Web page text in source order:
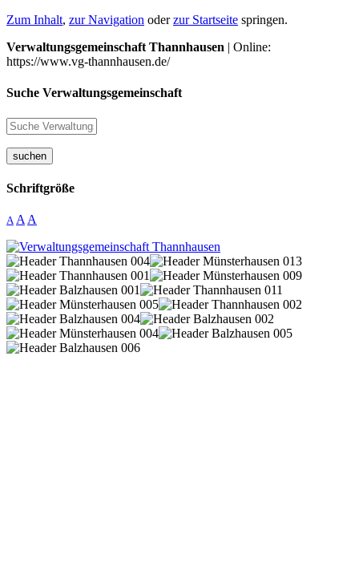
Zum Inhalt, zur Navigation oderzur Startseite springen.
Verwaltungsgemeinschaft Thannhausen | Online:
https://www.vg-thannhausen.de/
Suche Verwaltungsgemeinschaft
suchen
Schriftgröße
A A A